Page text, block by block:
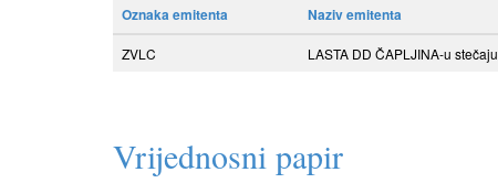
Oznaka emitenta Naziv emitenta
ZVLC LASTA DD ČAPLJINA-u stečaju
Vrijednosni papir